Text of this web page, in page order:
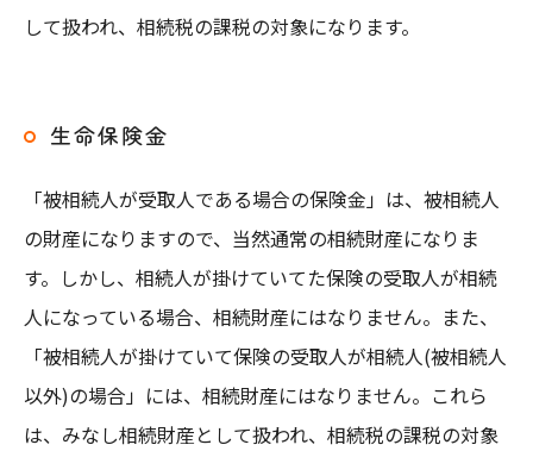
して扱われ、相続税の課税の対象になります。
生命保険金
「被相続人が受取人である場合の保険金」は、被相続人
の財産になりますので、当然通常の相続財産になりま
す。しかし、相続人が掛けていてた保険の受取人が相続
人になっている場合、相続財産にはなりません。また、
「被相続人が掛けていて保険の受取人が相続人(被相続人
以外)の場合」には、相続財産にはなりません。これら
は、みなし相続財産として扱われ、相続税の課税の対象